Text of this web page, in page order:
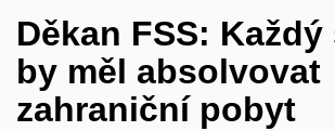
Děkan FSS:
by měl absolvovat
zahraniční pobyt